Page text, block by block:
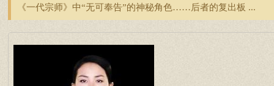
《一代宗师》中“无可奉告”的神秘角色……后者的复出板 ...